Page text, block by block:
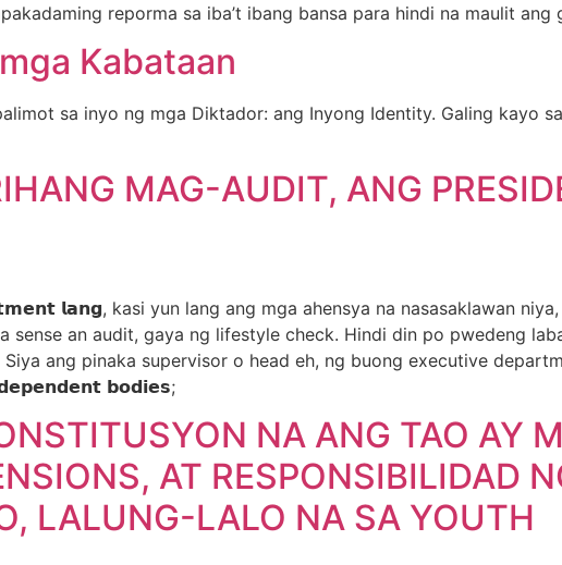
reporma sa iba’t ibang bansa para hindi na maulit ang
Kabataan
sa inyo ng mga Diktador: ang Inyong Identity. Galing kayo
MAG-AUDIT, ANG
𝗹𝗮𝗻𝗴, kasi yun lang ang mga ahensya na nasasaklawan
sense an audit, gaya ng lifestyle check. Hindi din po pwedeng
ang pinaka supervisor o head eh, ng buong executive
𝗯𝗼𝗱𝗶𝗲𝘀;
NA ANG TAO AY
AT RESPONSIBILIDAD
LALUNG-LALO NA SA YOUTH